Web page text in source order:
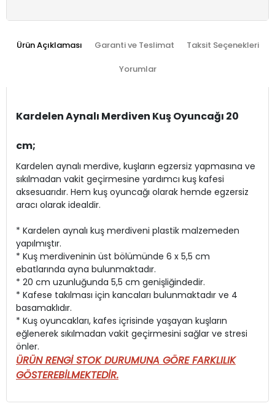
Ürün Açıklaması Garanti ve Teslimat Taksit Seçenekleri
Yorumlar
Kardelen Aynalı Merdiven Kuş Oyuncağı 20
cm;
Kardelen aynalı merdive, kuşların egzersiz yapmasına ve
sıkılmadan vakit geçirmesine yardımcı kuş kafesi
aksesuarıdır. Hem kuş oyuncağı olarak hemde egzersiz
aracı olarak idealdir.
* Kardelen aynalı kuş merdiveni plastik malzemeden
yapılmıştır.
* Kuş merdiveninin üst bölümünde 6 x 5,5 cm
ebatlarında ayna bulunmaktadır.
* 20 cm uzunluğunda 5,5 cm genişliğindedir.
* Kafese takılması için kancaları bulunmaktadır ve 4
basamaklıdır.
* Kuş oyuncakları, kafes içrisinde yaşayan kuşların
eğlenerek sıkılmadan vakit geçirmesini sağlar ve stresi
önler.
ÜRÜN RENGİ STOK DURUMUNA GÖRE FARKLILIK
GÖSTEREBİLMEKTEDİR.